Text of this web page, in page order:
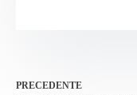
PRECEDENTE